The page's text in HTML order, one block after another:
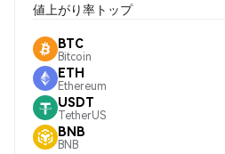
値上がり率トップ
BTC
Bitcoin
ETH
Ethereum
USDT
TetherUS
BNB
BNB